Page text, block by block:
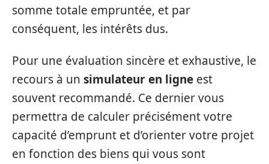
somme totale empruntée, et par
conséquent, les intérêts dus.
Pour une évaluation sincère et exhaustive, le
recours à un simulateur en ligne est
souvent recommandé. Ce dernier vous
permettra de calculer précisément votre
capacité d’emprunt et d’orienter votre projet
en fonction des biens qui vous sont